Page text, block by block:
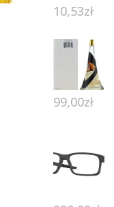
10,53zł
99,00zł